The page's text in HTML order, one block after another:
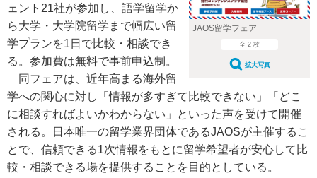
JAOS留学フェア
全 2 枚
拡大写真
ェント21社が参加し、語学留学か
ら大学・大学院留学まで幅広い留
学プランを1日で比較・相談でき
る。参加費は無料で事前申込制。
同フェアは、近年高まる海外留
学への関心に対し「情報が多すぎて比較できない」「どこ
に相談すればよいかわからない」といった声を受けて開催
される。日本唯一の留学業界団体であるJAOSが主催するこ
とで、信頼できる1次情報をもとに留学希望者が安心して比
較・相談できる場を提供することを目的としている。